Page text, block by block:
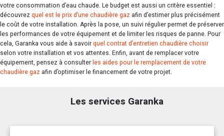
votre consommation d’eau chaude. Le budget est aussi un critère essentiel :
découvrezquel est le prix d’une chaudière gaz afin d’estimer plus précisément
le coût de votre installation. Après la pose, un suivi régulier permet de préserver
les performances de votre équipement et de limiter les risques de panne. Pour
cela, Garanka vous aide à savoirquel contrat d’entretien chaudière choisir
selon votre installation et vos attentes. Enfin, avant de remplacer votre
équipement, pensez à consulterles aides pour le remplacement de votre
chaudière gaz afin d’optimiser le financement de votre projet.
Les services Garanka